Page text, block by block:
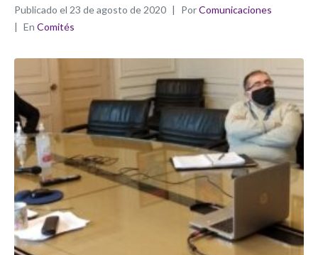
Publicado el 23 de agosto de 2020 PorComunicaciones
En Comités